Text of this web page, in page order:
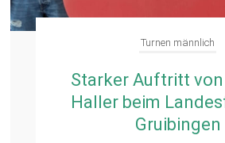
Turnen männlich
Starker Auftritt
Haller beim
Gruibingen